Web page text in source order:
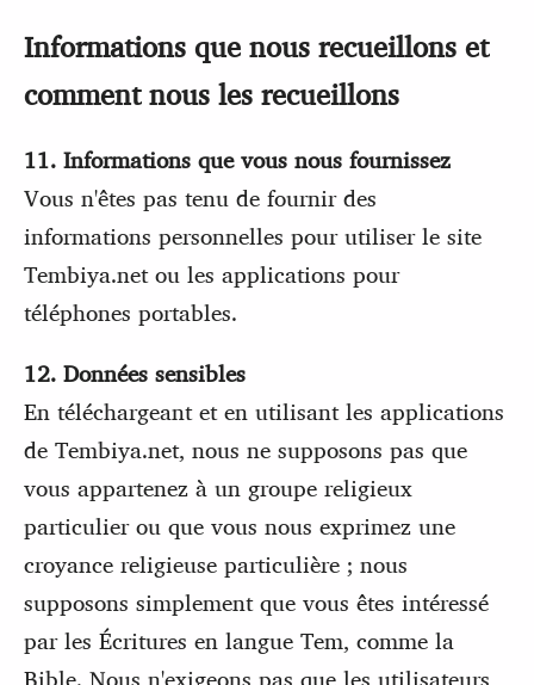
Informations que nous recueillons et
comment nous les recueillons
11. Informations que vous nous fournissez
Vous n'êtes pas tenu de fournir des
informations personnelles pour utiliser le site
Tembiya.net ou les applications pour
téléphones portables.
12. Données sensibles
En téléchargeant et en utilisant les applications
de Tembiya.net, nous ne supposons pas que
vous appartenez à un groupe religieux
particulier ou que vous nous exprimez une
croyance religieuse particulière ; nous
supposons simplement que vous êtes intéressé
par les Écritures en langue Tem, comme la